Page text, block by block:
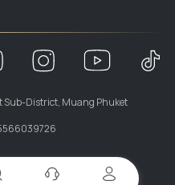
Sub-District, Muang Phuket